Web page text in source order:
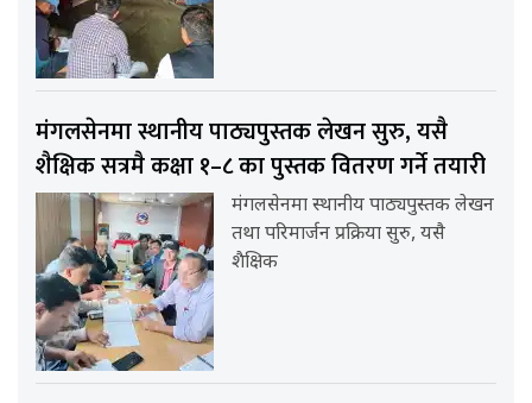
मंगलसेनमा स्थानीय पाठ्यपुस्तक लेखन सुरु, यसै
शैक्षिक सत्रमै कक्षा १–८ का पुस्तक वितरण गर्ने तयारी
मंगलसेनमा स्थानीय पाठ्यपुस्तक लेखन
तथा परिमार्जन प्रक्रिया सुरु, यसै
शैक्षिक